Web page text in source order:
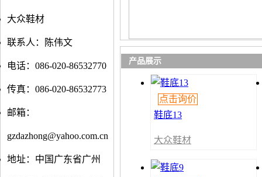
大众鞋材
联系人：陈伟文
电话：086-020-86532770
传真：086-020-86532773
邮箱：
gzdazhong@yahoo.com.cn
地址：中国广东省广州
产品展示
点击询价
鞋底13
大众鞋材